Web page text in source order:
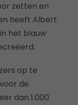
zetten en
heeft Albert
het blauw
op te
de
dan 1.000